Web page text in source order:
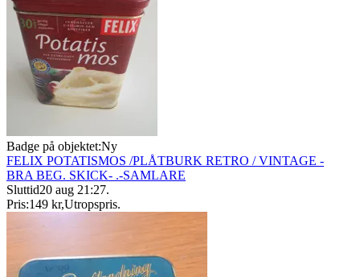
Badge på objektet:Ny
FELIX POTATISMOS /PLÅTBURK RETRO / VINTAGE -
BRA BEG. SKICK- .-SAMLARE
Sluttid20 aug 21:27.
Pris:149 kr,Utropspris.